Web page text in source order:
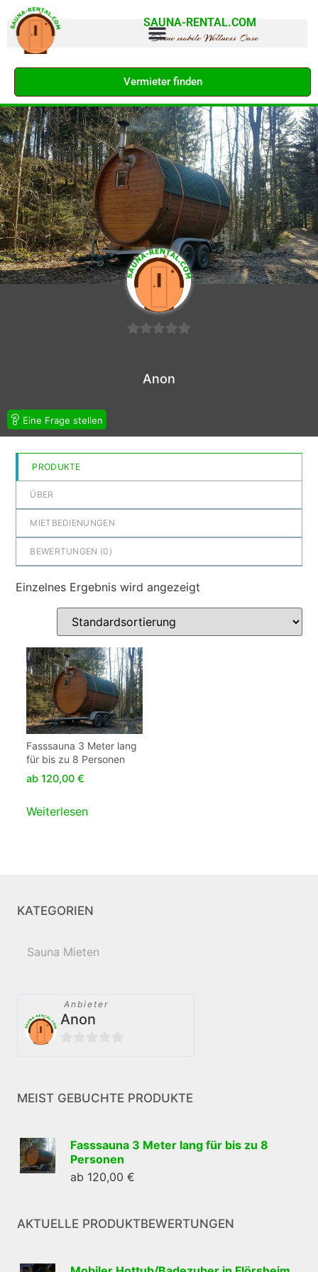
SAUNA-RENTAL.COM
Deine mobile Wellness Oase
Vermieter finden
Anon
Eine Frage stellen
PRODUKTE
ÜBER
MIETBEDIENUNGEN
BEWERTUNGEN (0 )
Einzelnes Ergebnis wird angezeigt
Fasssauna 3 Meter lang
für bis zu 8 Personen
ab120,00€
Weiterlesen
KATEGORIEN
Sauna Mieten
Anbieter
Anon
MEIST GEBUCHTE PRODUKTE
Fasssauna 3 Meter lang für bis zu 8
Personen
ab 120,00€
AKTUELLE PRODUKTBEWERTUNGEN